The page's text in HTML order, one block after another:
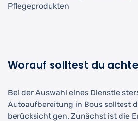
Pflegeprodukten
Worauf solltest du
Bei der Auswahl eines
Autoaufbereitung in Bous solltest
berücksichtigen. Zunächst ist die